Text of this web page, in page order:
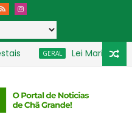
Lei Maria da